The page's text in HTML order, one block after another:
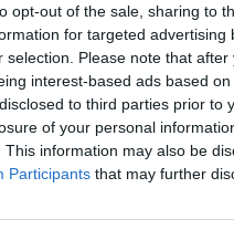
opt-out of the sale, sharing to
for targeted
selection. Please note that
interest-based ads based
to third parties prior to
of your personal
This information may also be
Participants that may further
τις
και τις ζημιές σε
σήμερα το πρωί.
λέει